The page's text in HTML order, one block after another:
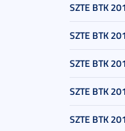
SZTE BTK
SZTE BTK
SZTE BTK
SZTE BTK
SZTE BTK